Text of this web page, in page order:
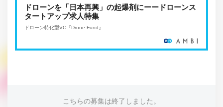
ドローンを「日本再興」の起爆剤にーードローンス
タートアップ求人特集
ドローン特化型VC『Drone Fund』
こちらの募集は終了しました。